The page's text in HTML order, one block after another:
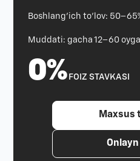
Boshlang'ich to'lov:
Muddati: gacha 12–60
0% FOIZ STAVKASI
Maxsus